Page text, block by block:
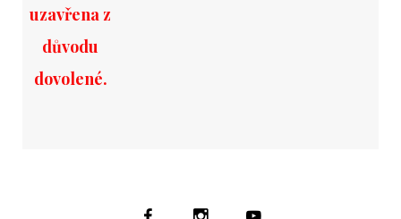
uzavřena z
důvodu
dovolené.